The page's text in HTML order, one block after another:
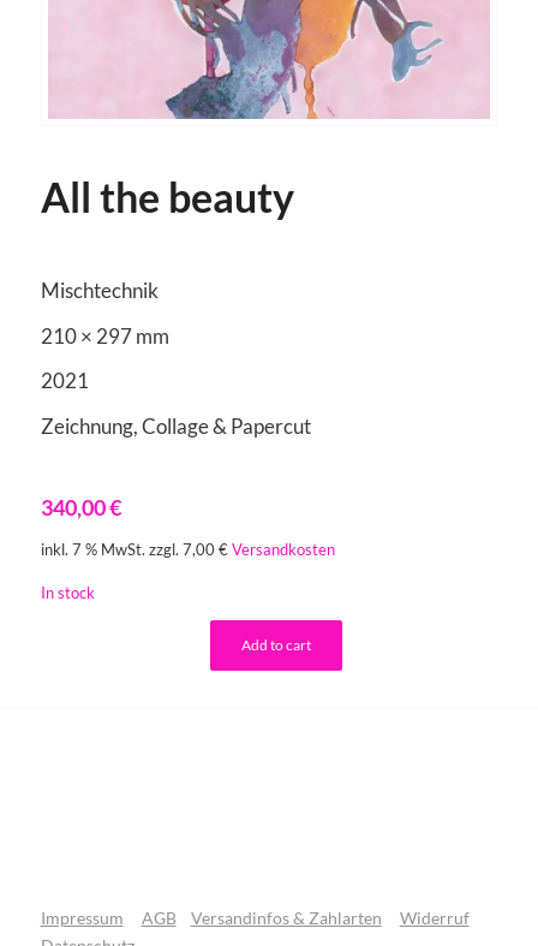
All the beauty
Mischtechnik
210 × 297 mm
2021
Zeichnung, Collage & Papercut
340,00€
inkl. 7 % MwSt. zzgl. 7,00 € Versandkosten
In stock
Add to cart
Impressum AGB Versandinfos & Zahlarten
Widerruf